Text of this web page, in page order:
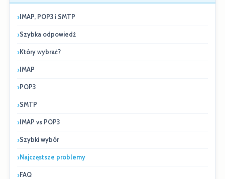
IMAP, POP3 i SMTP
Szybka odpowiedź
Który wybrać?
IMAP
POP3
SMTP
IMAP vs POP3
Szybki wybór
Najczęstsze problemy
FAQ